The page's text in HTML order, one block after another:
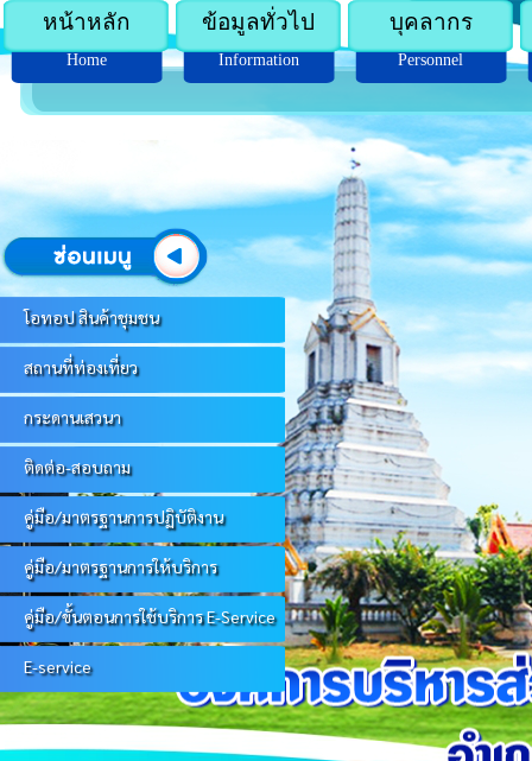
โอทอป สินค้าชุมชน
สถานที่ท่องเที่ยว
กระดานเสวนา
ติดต่อ-สอบถาม
คู่มือ/มาตรฐานการปฏิบัติงาน
คู่มือ/มาตรฐานการให้บริการ
คู่มือ/ขั้นตอนการใช้บริการ E-Service
E-service
หน้าหลัก
Home
ข้อมูลทั่วไป
Information
บุคลากร
Personnel